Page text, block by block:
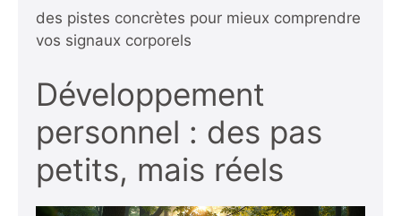
des pistes concrètes pour mieux comprendre
vos signaux corporels
Développement
personnel : des pas
petits, mais réels